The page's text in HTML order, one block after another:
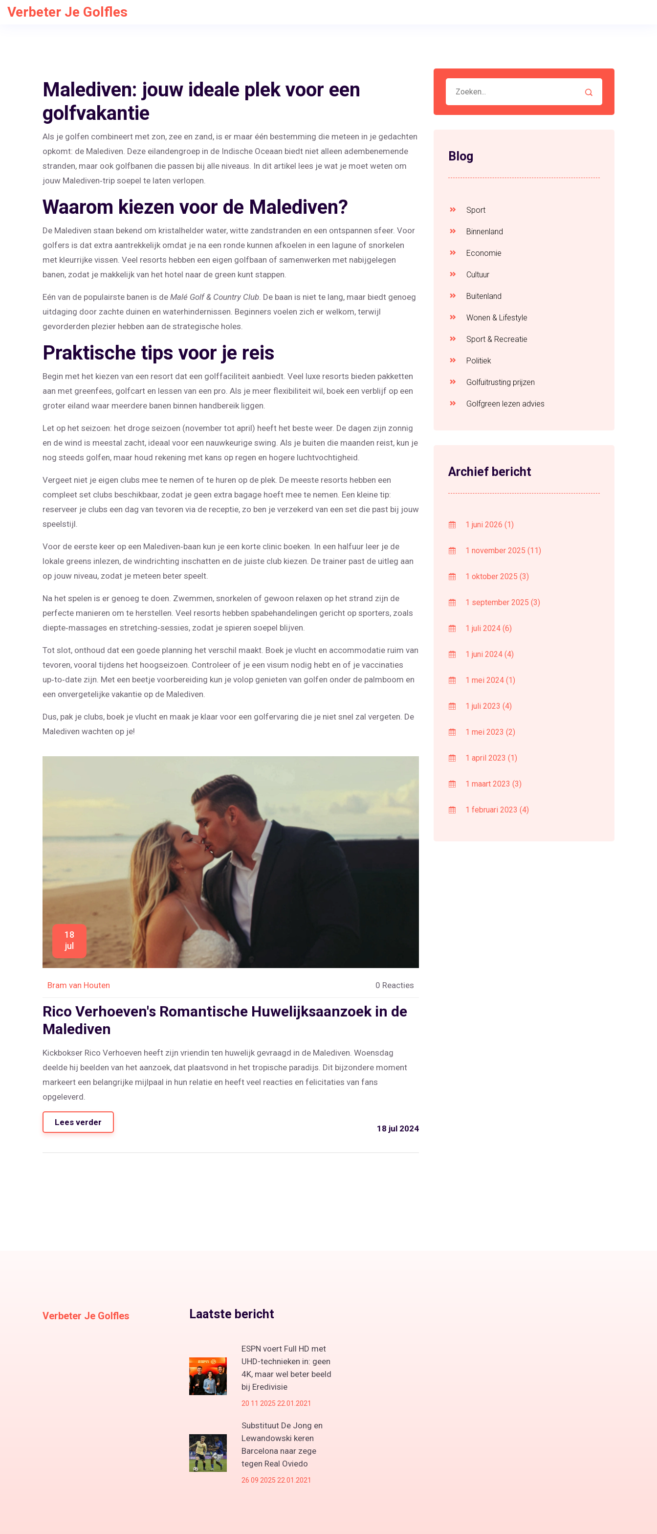
Verbeter Je Golfles
Malediven: jouw ideale plek voor een
golfvakantie
Als je golfen combineert met zon, zee en zand, is er maar één bestemming die meteen in je gedachten
opkomt: de Malediven. Deze eilandengroep in de Indische Oceaan biedt niet alleen adembenemende
stranden, maar ook golfbanen die passen bij alle niveaus. In dit artikel lees je wat je moet weten om
jouw Malediven‑trip soepel te laten verlopen.
Waarom kiezen voor de Malediven?
De Malediven staan bekend om kristalhelder water, witte zandstranden en een ontspannen sfeer. Voor
golfers is dat extra aantrekkelijk omdat je na een ronde kunnen afkoelen in een lagune of snorkelen
met kleurrijke vissen. Veel resorts hebben een eigen golfbaan of samenwerken met nabijgelegen
banen, zodat je makkelijk van het hotel naar de green kunt stappen.
Eén van de populairste banen is de Malé Golf & Country Club. De baan is niet te lang, maar biedt genoeg
uitdaging door zachte duinen en waterhindernissen. Beginners voelen zich er welkom, terwijl
gevorderden plezier hebben aan de strategische holes.
Praktische tips voor je reis
Begin met het kiezen van een resort dat een golffaciliteit aanbiedt. Veel luxe resorts bieden pakketten
aan met greenfees, golfcart en lessen van een pro. Als je meer flexibiliteit wil, boek een verblijf op een
groter eiland waar meerdere banen binnen handbereik liggen.
Let op het seizoen: het droge seizoen (november tot april) heeft het beste weer. De dagen zijn zonnig
en de wind is meestal zacht, ideaal voor een nauwkeurige swing. Als je buiten die maanden reist, kun je
nog steeds golfen, maar houd rekening met kans op regen en hogere luchtvochtigheid.
Vergeet niet je eigen clubs mee te nemen of te huren op de plek. De meeste resorts hebben een
compleet set clubs beschikbaar, zodat je geen extra bagage hoeft mee te nemen. Een kleine tip:
reserveer je clubs een dag van tevoren via de receptie, zo ben je verzekerd van een set die past bij jouw
speelstijl.
Voor de eerste keer op een Malediven‑baan kun je een korte clinic boeken. In een halfuur leer je de
lokale greens inlezen, de windrichting inschatten en de juiste club kiezen. De trainer past de uitleg aan
op jouw niveau, zodat je meteen beter speelt.
Na het spelen is er genoeg te doen. Zwemmen, snorkelen of gewoon relaxen op het strand zijn de
perfecte manieren om te herstellen. Veel resorts hebben spabehandelingen gericht op sporters, zoals
diepte‑massages en stretching‑sessies, zodat je spieren soepel blijven.
Tot slot, onthoud dat een goede planning het verschil maakt. Boek je vlucht en accommodatie ruim van
tevoren, vooral tijdens het hoogseizoen. Controleer of je een visum nodig hebt en of je vaccinaties
up‑to‑date zijn. Met een beetje voorbereiding kun je volop genieten van golfen onder de palmboom en
een onvergetelijke vakantie op de Malediven.
Dus, pak je clubs, boek je vlucht en maak je klaar voor een golfervaring die je niet snel zal vergeten. De
Malediven wachten op je!
18
jul
Bram van Houten 0 Reacties
Rico Verhoeven's Romantische Huwelijksaanzoek in de
Malediven
Kickbokser Rico Verhoeven heeft zijn vriendin ten huwelijk gevraagd in de Malediven. Woensdag
deelde hij beelden van het aanzoek, dat plaatsvond in het tropische paradijs. Dit bijzondere moment
markeert een belangrijke mijlpaal in hun relatie en heeft veel reacties en felicitaties van fans
opgeleverd.
Lees verder
18 jul 2024
Blog
Sport
Binnenland
Economie
Cultuur
Buitenland
Wonen & Lifestyle
Sport & Recreatie
Politiek
Golfuitrusting prijzen
Golfgreen lezen advies
Archief bericht
1 juni 2026 (1)
1 november 2025 (11)
1 oktober 2025 (3)
1 september 2025 (3)
1 juli 2024 (6)
1 juni 2024 (4)
1 mei 2024 (1)
1 juli 2023 (4)
1 mei 2023 (2)
1 april 2023 (1)
1 maart 2023 (3)
1 februari 2023 (4)
Verbeter Je Golfles Laatste bericht
ESPN voert Full HD met
UHD-technieken in: geen
4K, maar wel beter beeld
bij Eredivisie
20 11 2025 22.01.2021
Substituut De Jong en
Lewandowski keren
Barcelona naar zege
tegen Real Oviedo
26 09 2025 22.01.2021